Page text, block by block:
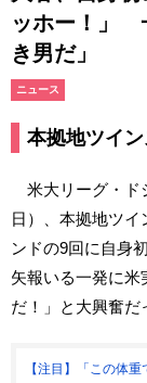
ッホー！」
き男だ」
ニュース
本拠地ツイ
米大リーグ・ド
日）、本拠地ツ
ンドの9回に自身
矢報いる一発に
だ！」と大興奮だ
【注目】「この体